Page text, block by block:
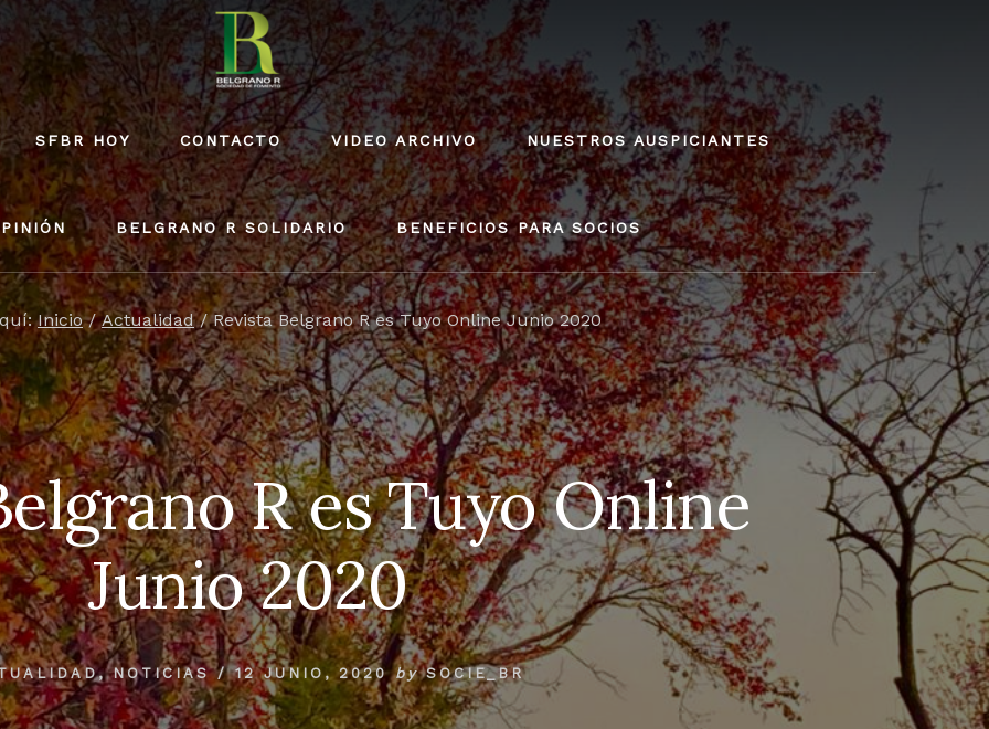
SFBR HOY CONTACTO VIDEO ARCHIVO NUESTROS AUSPICIANTES
BELGRANO R SOLIDARIO BENEFICIOS PARA SOCIOS
Inicio / Actualidad /Revista Belgrano R es Tuyo Online Junio 2020
R es Tuyo Online
Junio 2020
,NOTICIAS/ 12 JUNIO, 2020 by SOCIE_BR